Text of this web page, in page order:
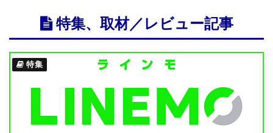
特集、取材／レビュー記事
特集